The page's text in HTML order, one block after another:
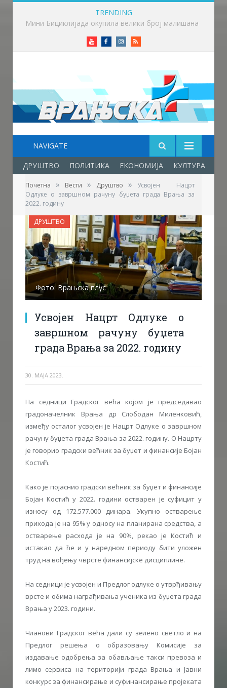
TRENDING
Фестивал фолклора у Врањској Бањи – празник младости, културе, традиције и пријатељства
YoutubeFacebookInstagram
RSS
NAVIGATE
ДРУШТВО ПОЛИТИКА ЕКОНОМИЈА КУЛТУРА
Почетна » Вести » Друштво »
Усвојен Нацрт
Одлуке о завршном рачуну буџета града Врања за
2022. годину
Фото: Врањска плус
Усвојен Нацрт Одлуке о
завршном рачуну буџета
града Врања за 2022. годину
30. МАЈА 2023.
ДРУШТВО
На седници Градског већа којом је председавао
градоначелник Врања др Слободан Миленковић,
између осталог усвојен је Нацрт Одлуке о завршном
рачуну буџета града Врања за 2022. годину. О Нацрту
је говорио градски већник за буџет и финансије Бојан
Костић.
Како је појаснио градски већник за буџет и финансије
Бојан Костић у 2022. години остварен је суфицит у
износу од 172.577.000 динара. Укупно остварење
прихода је на 95% у односу на планирана средства, а
остварење расхода је на 90%, рекао је Костић и
истакао да ће и у наредном периоду бити уложен
труд на вођењу чврсте финансијске дисциплине.
На седници је усвојен и Предлог одлуке о утврђивању
врсте и обима награђивања ученика из буџета града
Врања у 2023. години.
Чланови Градског већа дали су зелено светло и на
Предлог решења о образовању Комисије за
издавање одобрења за обављање такси превоза и
лимо сервиса на територији града Врања и Јавни
конкурс за финансирање и суфинансирање пројеката